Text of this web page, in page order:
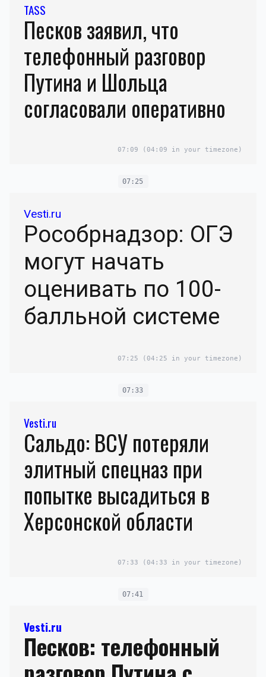
TASS
Песков заявил, что
телефонный разговор
Путина и Шольца
согласовали оперативно
07:09 (04:09 in your timezone)
07:25
Vesti.ru
Рособрнадзор: ОГЭ
могут начать
оценивать по 100-
балльной системе
07:25 (04:25 in your timezone)
07:33
Vesti.ru
Сальдо: ВСУ потеряли
элитный спецназ при
попытке высадиться в
Херсонской области
07:33 (04:33 in your timezone)
07:41
Vesti.ru
Песков: телефонный